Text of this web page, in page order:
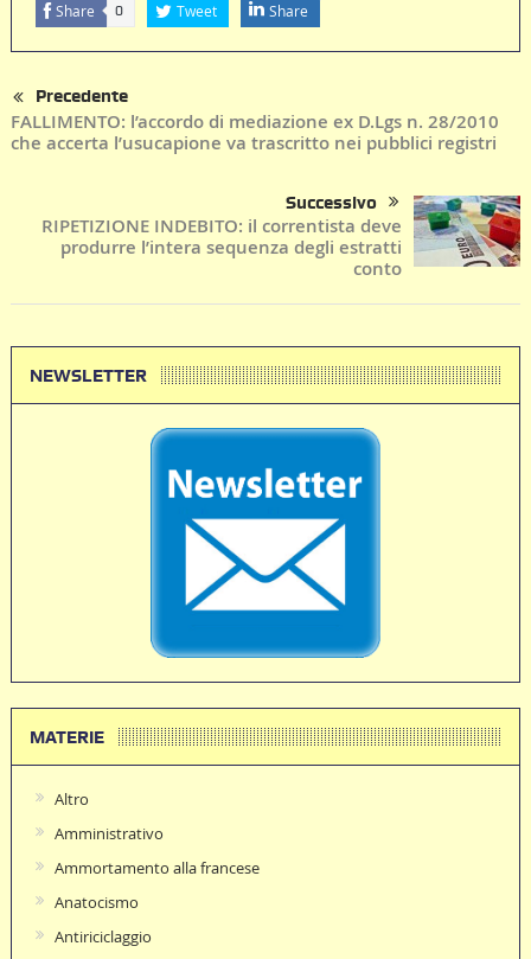
Share 0 Tweet Share
Precedente
FALLIMENTO: l’accordo di mediazione ex D.Lgs n. 28/2010
che accerta l’usucapione va trascritto nei pubblici registri
Successivo
RIPETIZIONE INDEBITO: il correntista deve
produrre l’intera sequenza degli estratti
conto
NEWSLETTER
MATERIE
Altro
Amministrativo
Ammortamento alla francese
Anatocismo
Antiriciclaggio